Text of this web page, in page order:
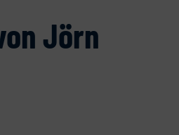
Jörn